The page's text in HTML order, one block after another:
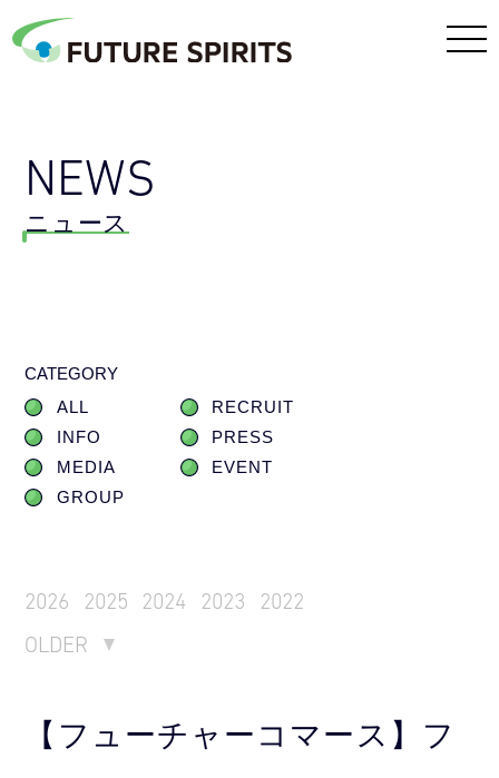
NEWS
ニュース
CATEGORY
ALL
RECRUIT
INFO
PRESS
MEDIA
EVENT
GROUP
2026 2025 2024 2023
2022
OLDER
【フューチャーコマース】フ